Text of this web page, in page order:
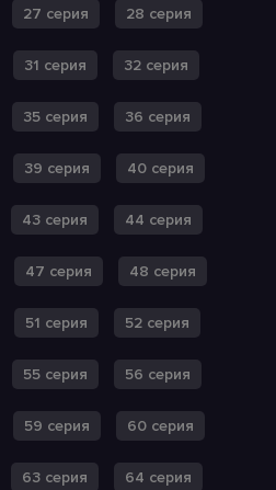
27 серия 28 серия
31 серия 32 серия
35 серия 36 серия
39 серия 40 серия
43 серия 44 серия
47 серия 48 серия
51 серия 52 серия
55 серия 56 серия
59 серия 60 серия
63 серия 64 серия